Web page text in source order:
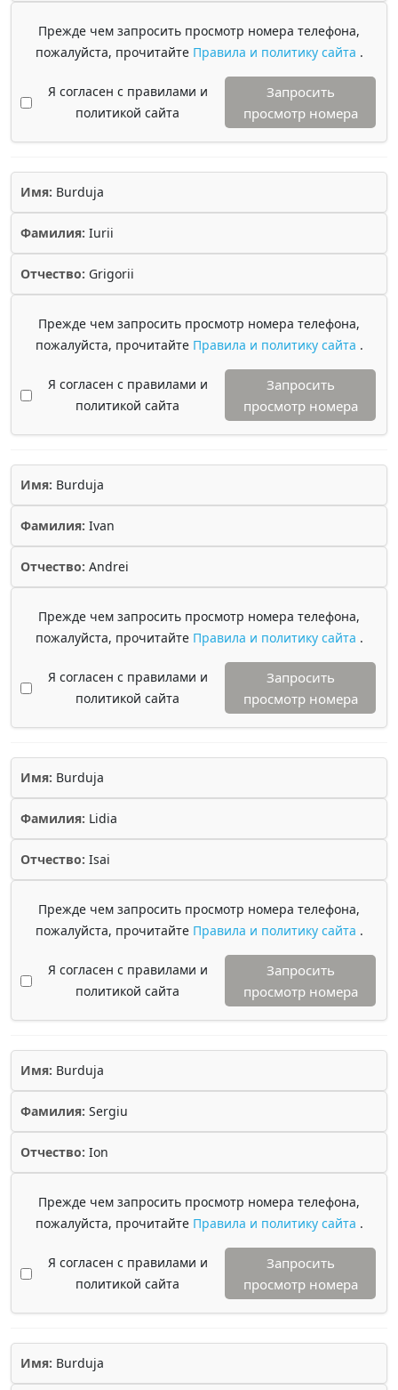
Прежде чем запросить просмотр номера телефона,
пожалуйста, прочитайте Правила и политику сайта .
Я согласен с правилами и
политикой сайта
Запросить
просмотр номера
Имя: Burduja
Фамилия: Iurii
Отчество: Grigorii
Прежде чем запросить просмотр номера телефона,
пожалуйста, прочитайте Правила и политику сайта .
Я согласен с правилами и
политикой сайта
Запросить
просмотр номера
Имя: Burduja
Фамилия: Ivan
Отчество: Andrei
Прежде чем запросить просмотр номера телефона,
пожалуйста, прочитайте Правила и политику сайта .
Я согласен с правилами и
политикой сайта
Запросить
просмотр номера
Имя: Burduja
Фамилия: Lidia
Отчество: Isai
Прежде чем запросить просмотр номера телефона,
пожалуйста, прочитайте Правила и политику сайта .
Я согласен с правилами и
политикой сайта
Запросить
просмотр номера
Имя: Burduja
Фамилия: Sergiu
Отчество: Ion
Прежде чем запросить просмотр номера телефона,
пожалуйста, прочитайте Правила и политику сайта .
Я согласен с правилами и
политикой сайта
Запросить
просмотр номера
Имя: Burduja